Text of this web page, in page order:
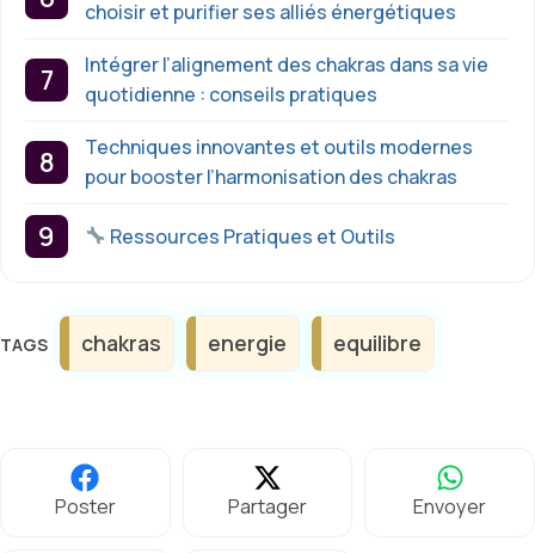
choisir et purifier ses alliés énergétiques
Intégrer l’alignement des chakras dans sa vie
quotidienne : conseils pratiques
Techniques innovantes et outils modernes
pour booster l’harmonisation des chakras
Ressources Pratiques et Outils
Étiquettes
chakras energie equilibre
Poster Partager Envoyer